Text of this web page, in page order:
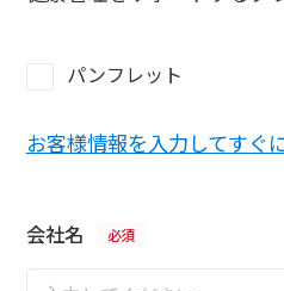
パンフレット
お客様情報を入力してすぐ
会社名